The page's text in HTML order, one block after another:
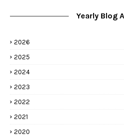
Yearly Blog
2026
2025
2024
2023
2022
2021
2020